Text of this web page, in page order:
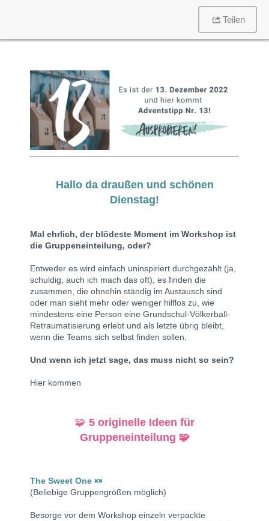
Teilen
Hallo da draußen und schönen
Dienstag!
Mal ehrlich, der blödeste Moment im Workshop ist
die Gruppeneinteilung, oder?
Entweder es wird einfach uninspiriert durchgezählt (ja,
schuldig, auch ich mach das oft), es finden die
zusammen, die ohnehin ständig im Austausch sind
oder man sieht mehr oder weniger hilflos zu, wie
mindestens eine Person eine Grundschul-Völkerball-
Retraumatisierung erlebt und als letzte übrig bleibt,
wenn die Teams sich selbst finden sollen.
Und wenn ich jetzt sage, das muss nicht so sein?
Hier kommen
🧩 5 originelle Ideen für
Gruppeneinteilung 🧩
The Sweet One 🍬
(Beliebige Gruppengrößen möglich)
Besorge vor dem Workshop einzeln verpackte